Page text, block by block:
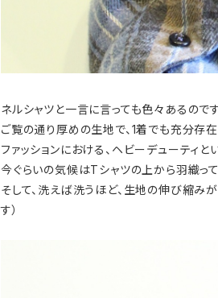
ネルシャツと一言に言っても色々あるので
ご覧の通り厚めの生地で、1着でも充分存
ファッションにおける、ヘビーデューティ
今ぐらいの気候はTシャツの上から羽織っ
そして、洗えば洗うほど、生地の伸び縮み
す）